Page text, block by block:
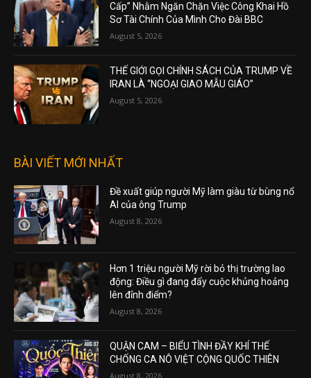
Cấp” Nhằm Ngăn Chặn Việc Công Khai Hồ
Sơ Tài Chính Của Mình Cho Đài BBC
August 5, 2026
THẾ GIỚI GỌI CHÍNH SÁCH CỦA TRUMP VỀ
IRAN LÀ “NGOẠI GIAO MẪU GIÁO”
August 5, 2026
BÀI VIẾT MỚI NHẤT
Đề xuất giúp người Mỹ làm giàu từ bùng nổ
AI của ông Trump
August 8, 2026
Hơn 1 triệu người Mỹ rời bỏ thị trường lao
động: Điều gì đang đẩy cuộc khủng hoảng
lên đỉnh điểm?
August 8, 2026
QUẬN CAM – BIỂU TÌNH ĐẦY KHÍ THẾ
CHỐNG CA NÔ VIỆT CỘNG QUỐC THIÊN
August 8, 2026